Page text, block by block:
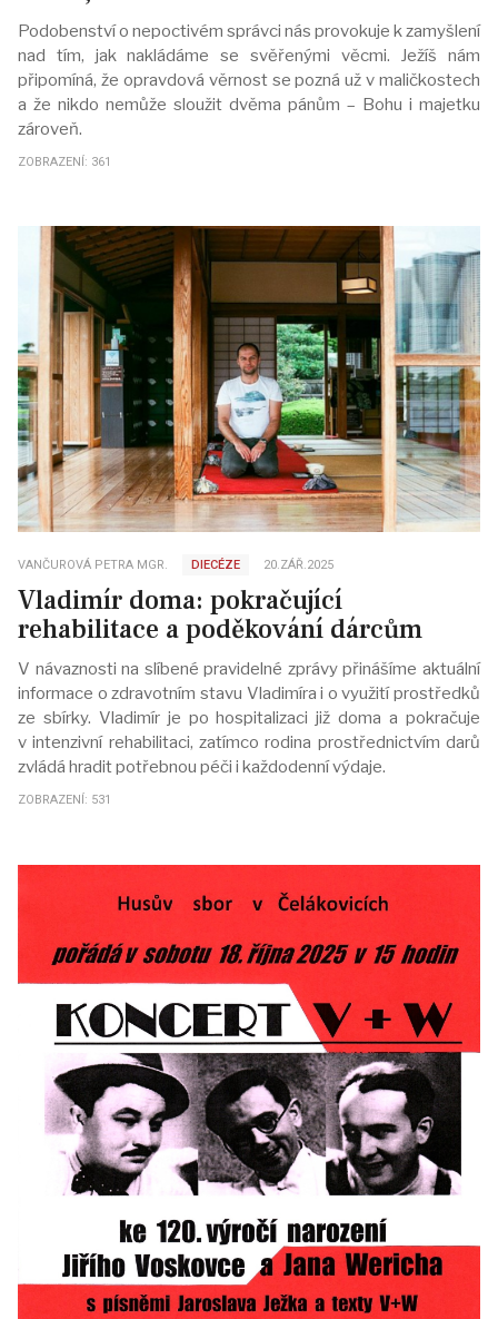
Podobenství o nepoctivém správci nás provokuje k zamyšlení
nad tím, jak nakládáme se svěřenými věcmi. Ježíš nám
připomíná, že opravdová věrnost se pozná už v maličkostech
a že nikdo nemůže sloužit dvěma pánům – Bohu i majetku
zároveň.
ZOBRAZENÍ: 361
VANČUROVÁ PETRA MGR. DIECÉZE 20.ZÁŘ.2025
Vladimír doma: pokračující
rehabilitace a poděkování dárcům
V návaznosti na slíbené pravidelné zprávy přinášíme aktuální
informace o zdravotním stavu Vladimíra i o využití prostředků
ze sbírky. Vladimír je po hospitalizaci již doma a pokračuje
v intenzivní rehabilitaci, zatímco rodina prostřednictvím darů
zvládá hradit potřebnou péči i každodenní výdaje.
ZOBRAZENÍ: 531